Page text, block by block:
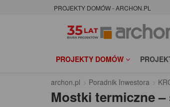
PROJEKTY DOMÓW - ARCHON.PL
PROJEKTY DOMÓW
archon.pl Poradnik Inwestora
Mostki termiczne